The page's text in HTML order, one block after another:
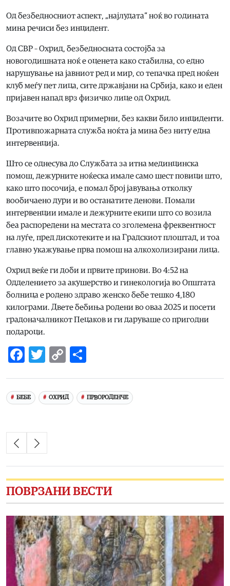
Од безбедносниот аспект, „најлудата“ ноќ во годината
мина речиси без инцидент.
Од СВР – Охрид, безбедносната состојба за
новогодишната ноќ е оценета како стабилна, со едно
нарушување на јавниот ред и мир, со тепачка пред ноќен
клуб меѓу пет лица, сите државјани на Србија, како и еден
пријавен напад врз физичко лице од Охрид.
Возачите во Охрид примерни, без какви било инциденти.
Противпожарната служба ноќта ја мина без ниту една
интервенција.
Што се однесува до Службата за итна мединцинска
помош, дежурните ноќеска имале само шест повици што,
како што посочија, е помал број јавувања отколку
вообичаено дури и во останатите денови. Помали
интервенции имале и дежурните екипи што со возила
беа распоредени на местата со зголемена фреквентност
на луѓе, пред дискотеките и на Градскиот плоштад, и тоа
главно укажување прва помош на алкохолизирани лица.
Охрид веќе ги доби и првите принови. Во 4:52 на
Одделението за акушерство и гинекологија во Општата
болница е родено здраво женско бебе тешко 4,180
килограми. Двете бебиња родени во оваа 2025 и посети
градоначалникот Пецаков и ги даруваше со пригодни
подароци.
Facebook
Twitter
Copy
БЕБЕ ОХРИД ПРВОРОДЕНЧЕ
ПОВРЗАНИ ВЕСТИ